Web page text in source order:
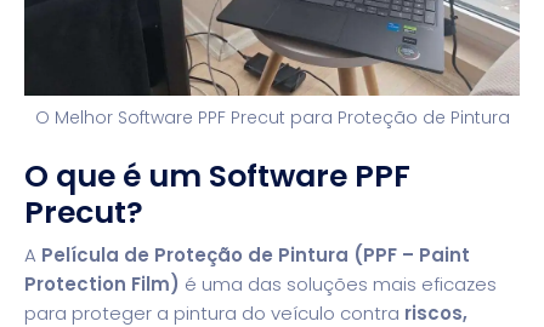
O Melhor Software PPF Precut para Proteção de Pintura
O que é um Software PPF
Precut?
A Película de Proteção de Pintura (PPF – Paint
Protection Film) é uma das soluções mais eficazes
para proteger a pintura do veículo contra riscos,